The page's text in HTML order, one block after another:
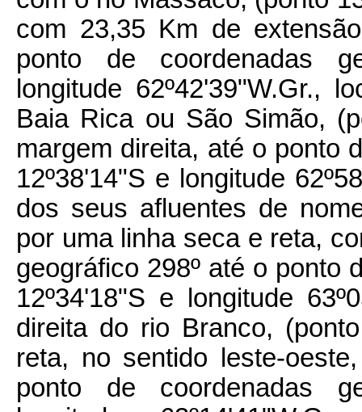
com 23,35 Km de
ponto de coordenadas
longitude 62º42'39"W.Gr.,
Baia Rica ou São Simão,
margem direita, até o ponto
12º38'14"S e longitude
dos seus afluentes de
por uma linha seca e reta,
geográfico 298º até o ponto
12º34'18"S e longitude
direita do rio Branco,
reta, no sentido leste-
ponto de coordenadas